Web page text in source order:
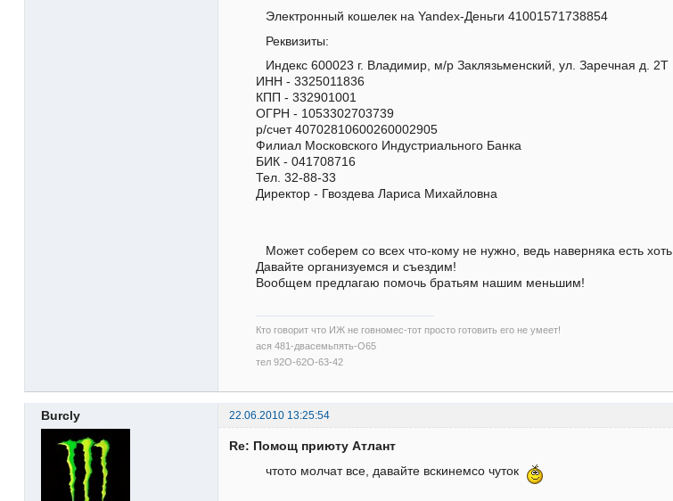
Электронный кошелек на Yandex-Деньги 41001571738854
Реквизиты:
Индекс 600023 г. Владимир, м/р Заклязьменский, ул. Заречная д. 2Т
ИНН - 3325011836
КПП - 332901001
ОГРН - 1053302703739
р/счет 40702810600260002905
Филиал Московского Индустриального Банка
БИК - 041708716
Тел. 32-88-33
Директор - Гвоздева Лариса Михайловна
Может соберем со всех что-кому не нужно, ведь наверняка есть
Давайте организуемся и съездим!
Вообщем предлагаю помочь братьям нашим меньшим!
Кто говорит что ИЖ не говномес-тот просто готовить его не умеет!
ася 481-двасемьпять-О65
тел 92О-62О-63-42
Burcly 22.06.2010 13:25:54
Re: Помощ приюту Атлант
чтото молчат все, давайте вскинемсо чуток